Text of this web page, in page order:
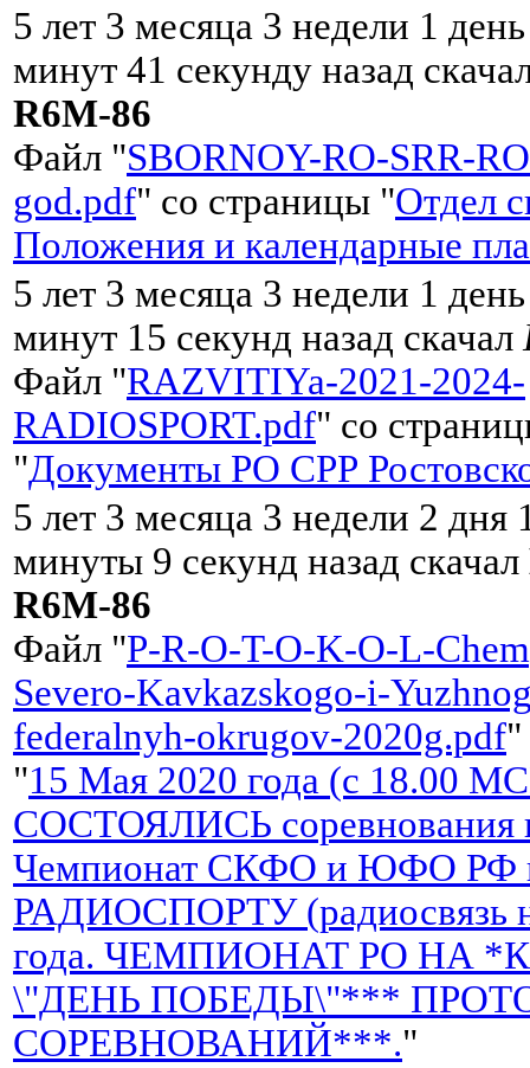
5 лет 3 месяца 3 недели 1
минут 41 секунду назад
R6M-86
Файл "SBORNOY-RO-SRR-
god.pdf" со страницы "Отдел
Положения и календарные
5 лет 3 месяца 3 недели 1
минут 15 секунд назад скачал
Файл "RAZVITIYa-2021-2024-
RADIOSPORT.pdf" со
"Документы РО СРР
5 лет 3 месяца 3 недели 2 дня
минуты 9 секунд назад скачал
R6M-86
Файл "P-R-O-T-O-K-O-L-
Severo-Kavkazskogo-i-
federalnyh-okrugov-2020g.pdf"
"15 Мая 2020 года (c 18.00
СОСТОЯЛИСЬ соревнования
Чемпионат СКФО и ЮФО РФ
РАДИОСПОРТУ (радиосвязь
года. ЧЕМПИОНАТ РО НА
\"ДЕНЬ ПОБЕДЫ\"***
СОРЕВНОВАНИЙ***."